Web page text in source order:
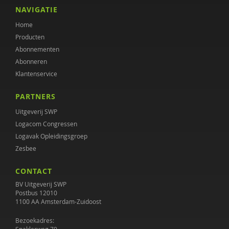
Noor de Boer
Esther Bontekoe
Nynke Boonstra
Ellen van den Broek
Marieke Bruggemann-Kluvers
Aniet Bruininks
Cocky Buijsen
Jan Buitelaar
Wendy Buysse
NAVIGATIE
Home
Producten
Abonnementen
Abonneren
Klantenservice
PARTNERS
Uitgeverij SWP
Logacom Congressen
Logavak Opleidingsgroep
Zesbee
CONTACT
BV Uitgeverij SWP
Postbus 12010
1100 AA Amsterdam-Zuidoost
Bezoekadres: